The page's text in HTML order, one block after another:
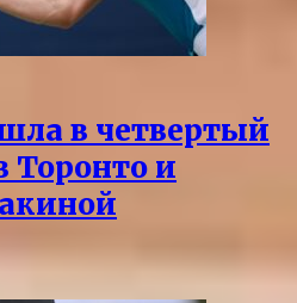
в четвертый
Торонто и